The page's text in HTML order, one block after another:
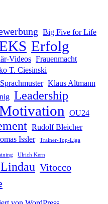
Big Five for Life
Erfolg
Videos Frauenmacht
T. Ciesinski
Klaus Altmann
Leadership
OU24
Rudolf Bleicher
Issler Trainer-Top-Liga
Ulrich Kern
Vitocco